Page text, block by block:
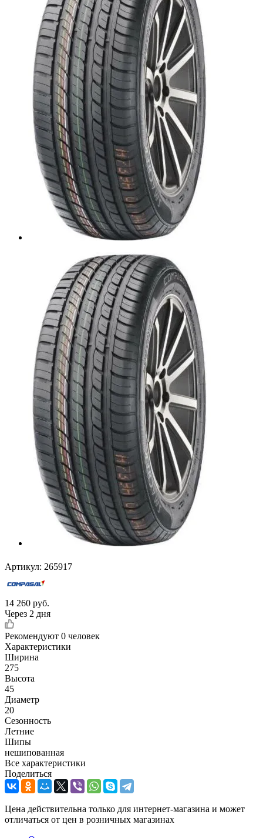
Артикул: 265917
14 260 руб.
Через 2 дня
Рекомендуют 0 человек
Характеристики
Ширина
275
Высота
45
Диаметр
20
Сезонность
Летние
Шипы
нешипованная
Все характеристики
Поделиться
Цена действительна только для интернет-магазина и может
отличаться от цен в розничных магазинах